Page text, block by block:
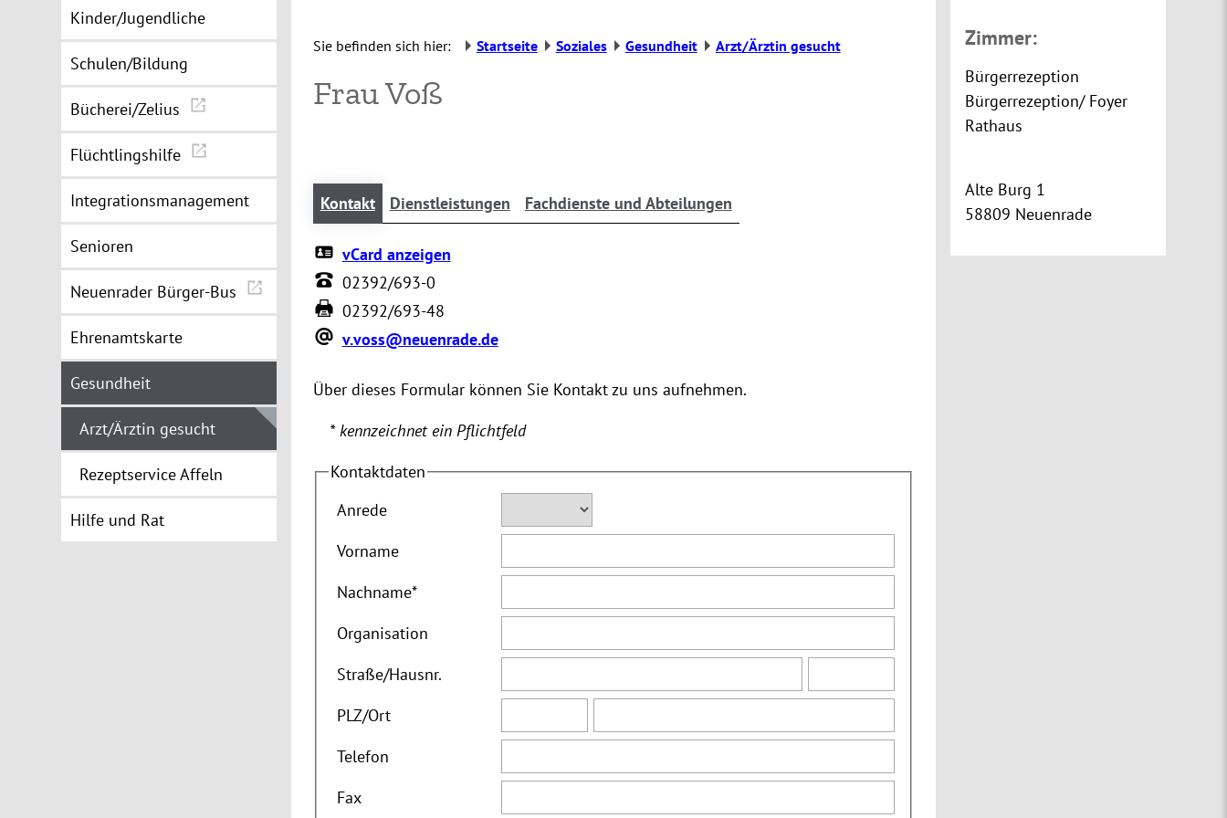
Kinder/Jugendliche
Schulen/Bildung
Bücherei/Zelius
Flüchtlingshilfe
Integrationsmanagement
Senioren
Neuenrader Bürger-Bus
Ehrenamtskarte
Gesundheit
Arzt/Ärztin gesucht
Rezeptservice Affeln
Hilfe und Rat
Sie befinden sich hier: Startseite Soziales Gesundheit Arzt/Ärztin gesucht
Frau Voß
Kontakt Dienstleistungen Fachdienste und Abteilungen
vCard anzeigen
02392/693-0
02392/693-48
v.voss@neuenrade.de
Über dieses Formular können Sie Kontakt zu uns aufnehmen.
* kennzeichnet ein Pflichtfeld
Kontaktdaten
Anrede
Vorname
Nachname*
Organisation
Straße/Hausnr.
PLZ/Ort
Telefon
Fax
Zimmer:
Bürgerrezeption
Bürgerrezeption/ Foyer
Rathaus
Alte Burg 1
58809 Neuenrade